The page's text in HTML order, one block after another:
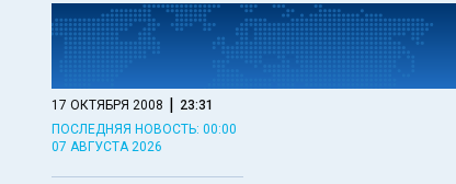
17 ОКТЯБРЯ 2008 | 23:31
ПОСЛЕДНЯЯ НОВОСТЬ: 00:00
07 АВГУСТА 2026